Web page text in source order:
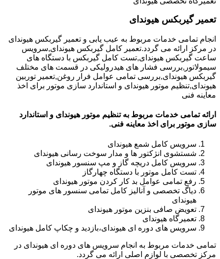
تعمیر گیربکس هیوندای
انجام تمامی خدمات مربوط به عیب یابی و تعمیر گیربکس هیوندای
در مرکز ارائه می گردد.تعمیر کامل گیربکس هیوندای,سرویس
ساعت گیربکس هیوندای,تست کامل گیربکس با دستگاه های
سیمولاتور,بررسی فشار های هیدرولیکی در قسمت های مختلف
گیربکس هیوندای,بررسی تمامی عوامل فرار روغن,تعمیر توربین
هیوندای,تنظیم موتور هیوندای و استاندارد سازی موتور برای اخذ
معاینه فنی
ارائه تمامی خدمات مربوط به تنظیم موتور هیوندای و استاندارد
سازی موتور برای اخذ معاینه فنی.
سرویس کامل شمع هیوندای
شستشوی انژکتور ها و مدار سوخت رسانی هیوندای
سرویس کامل دریچه گاز و مپ سنسور هیوندای
تست کامل موتور با دستگاه چهارگاز
رفع تمامی عوامل بد کار کردن موتور هیوندای
دیاگ تخصصی و آنالیز کامل تمامی سنسور های موتور
هیوندای
تعویض صافی بنزین موتور هیوندای
تعمیرگاه هیوندای
سرویس های دوره ای هیوندای،بازدید و چکاپ کامل هیوندای
تمامی خدمات مربوط به انجام سرویس های دوره ای هیوندای در
مرکز تخصصی با لوازم اصلی ارائه می گردد.